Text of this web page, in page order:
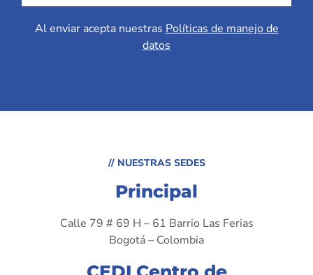
// NUESTRAS SEDES
Principal
Calle 79 # 69 H – 61 Barrio Las Ferias
Bogotá – Colombia
Al enviar acepta nuestras Políticas de manejo de
datos